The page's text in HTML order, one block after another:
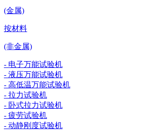
(金属)
按材料
(非金属)
- 电子万能试验机
- 液压万能试验机
- 高低温万能试验机
- 拉力试验机
- 卧式拉力试验机
- 疲劳试验机
- 动静刚度试验机